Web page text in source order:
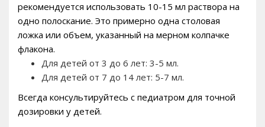
рекомендуется использовать 10-15 мл раствора на
одно полоскание. Это примерно одна столовая
ложка или объем, указанный на мерном колпачке
флакона.
Для детей от 3 до 6 лет: 3-5 мл.
Для детей от 7 до 14 лет: 5-7 мл.
Всегда консультируйтесь с педиатром для точной
дозировки у детей.